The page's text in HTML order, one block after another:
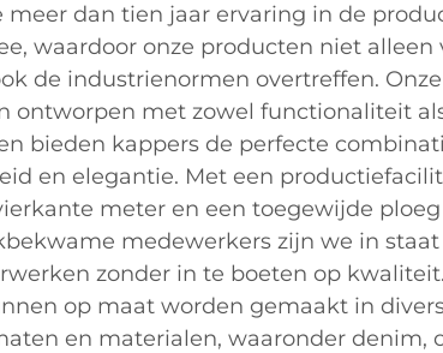
meer dan tien jaar ervaring in de
waardoor onze producten niet alleen
de industrienormen overtreffen.
ontworpen met zowel functionaliteit
bieden kappers de perfecte
en elegantie. Met een
meter en een toegewijde
medewerkers zijn we in
zonder in te boeten op
op maat worden gemaakt in
en materialen, waaronder denim,